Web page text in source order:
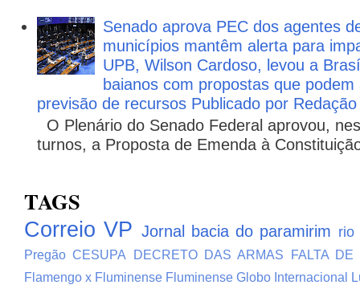
Senado aprova PEC dos agentes
municípios mantêm alerta para
UPB, Wilson Cardoso, levou a
baianos com propostas que
previsão de recursos Publicado por
O Plenário do Senado Federal aprovou,
turnos, a Proposta de Emenda à
TAGS
Correio VP Jornal bacia do paramirim rio
Pregão CESUPA DECRETO DAS ARMAS
FALTA DE
Flamengo x Fluminense Fluminense Globo Internacional